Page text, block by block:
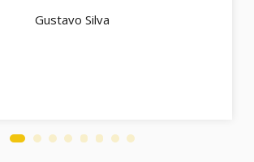
Gustavo Silva